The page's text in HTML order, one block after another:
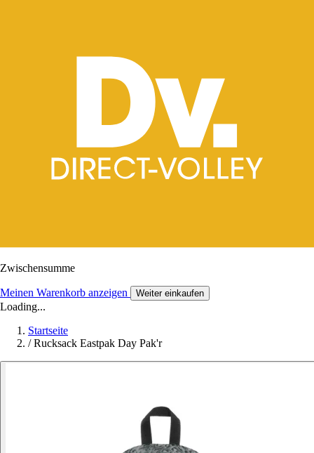
Zwischensumme
Meinen Warenkorb anzeigen Weiter einkaufen
Loading...
Startseite
/ Rucksack Eastpak Day Pak'r